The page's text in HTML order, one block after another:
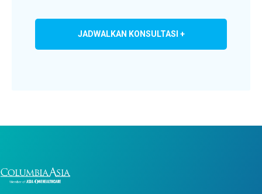
JADWALKAN KONSULTASI +